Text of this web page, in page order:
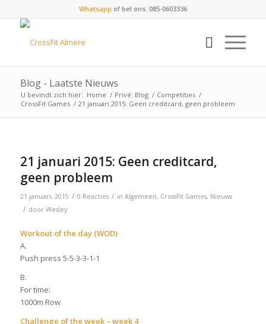
Whatsapp of bel ons: 085-0603336
Blog - Laatste Nieuws
U bevindt zich hier: Home / Privé: Blog / Competities /
CrossFit Games / 21 januari 2015: Geen creditcard, geen probleem
21 januari 2015: Geen creditcard,
geen probleem
21 januari, 2015 / 0 Reacties / in Algemeen, CrossFit Games, Nieuws
/ door Wesley
Workout of the day (WOD)
A.
Push press 5-5-3-3-1-1
B.
For time:
1000m Row
Challenge of the week – week 4